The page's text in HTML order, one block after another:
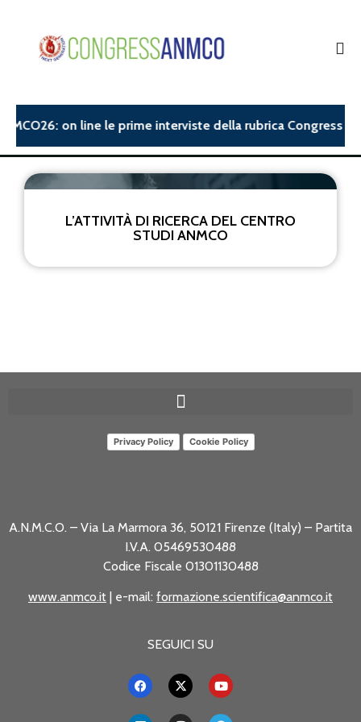
on line le prime interviste della rubrica Congress
L’ATTIVITÀ DI RICERCA DEL CENTRO
STUDI ANMCO
Privacy Policy Cookie Policy
A.N.M.C.O. – Via La Marmora 36, 50121 Firenze (Italy) – Partita
I.V.A. 05469530488
Codice Fiscale 01301130488
www.anmco.it | e-mail: formazione.scientifica@anmco.it
SEGUICI SU